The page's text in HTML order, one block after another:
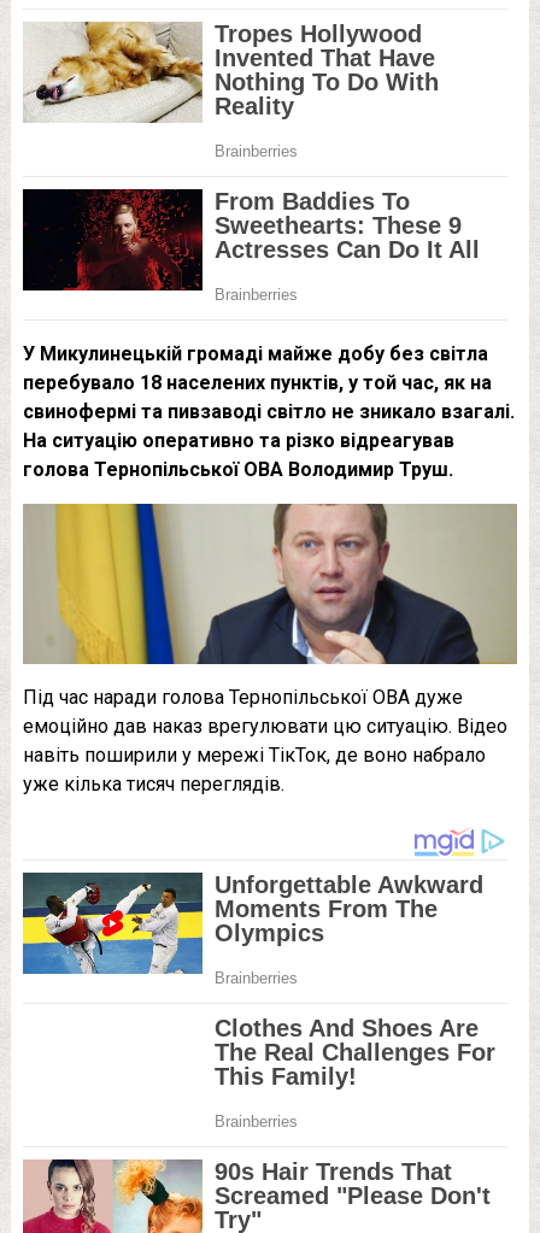
У Микулинецькій громаді майже добу без світла
перебувало 18 населених пунктів, у той час, як на
свинофермі та пивзаводі світло не зникало взагалі.
На ситуацію оперативно та різко відреагував
голова Тернопільської ОВА Володимир Труш.
Під час наради голова Тернопільської ОВА дуже
емоційно дав наказ врегулювати цю ситуацію. Відео
навіть поширили у мережі ТікТок, де воно набрало
уже кілька тисяч переглядів.